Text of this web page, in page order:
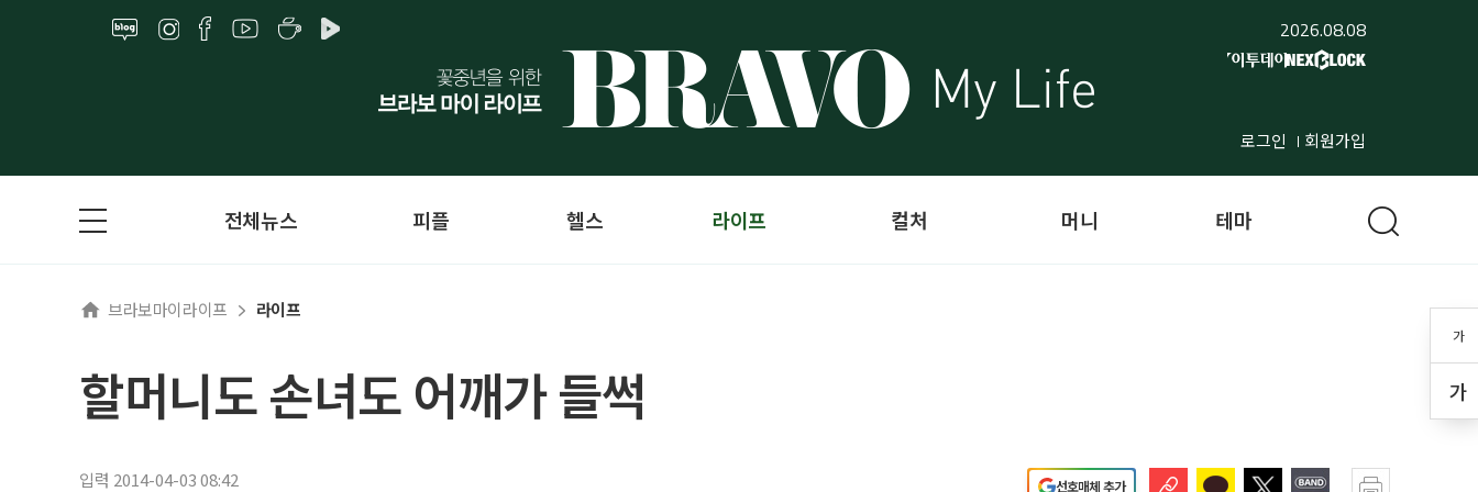
2026.08.08
로그인 회원가입
가
가
전체뉴스 피플 헬스 라이프 컬처 머니 테마
브라보마이라이프 라이프
할머니도 손녀도 어깨가 들썩
입력 2014-04-03 08:42 선호매체 추가